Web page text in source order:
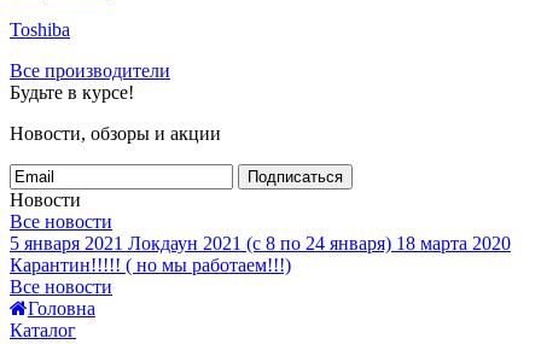
Toshiba
Все производители
Будьте в курсе!
Новости, обзоры и акции
Подписаться
Новости
Все новости
5 января 2021 Локдаун 2021 (с 8 по 24 января) 18 марта 2020
Карантин!!!!! ( но мы работаем!!!)
Все новости
Головна
Каталог